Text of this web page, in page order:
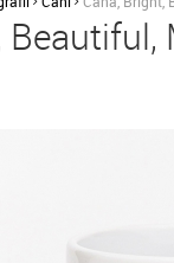
Beautiful,